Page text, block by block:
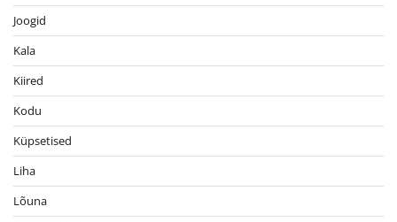
Joogid
Kala
Kiired
Kodu
Küpsetised
Liha
Lõuna